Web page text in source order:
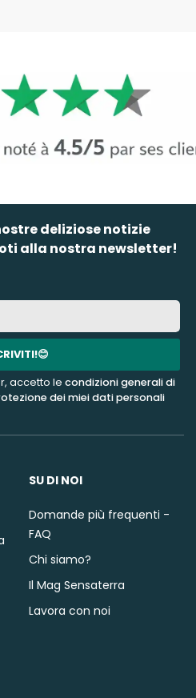
deliziose notizie
alla nostra newsletter!
e-
mail
accetto le condizioni generali di
dei miei dati personali
SU DI NOI
Domande più frequenti -
FAQ
Chi siamo?
Il Mag Sensaterra
Lavora con noi